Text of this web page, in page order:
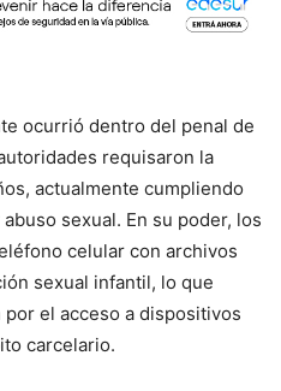
ocurrió dentro del penal de
requisaron la
actualmente cumpliendo
sexual. En su poder, los
celular con archivos
sexual infantil, lo que
el acceso a dispositivos
carcelario.